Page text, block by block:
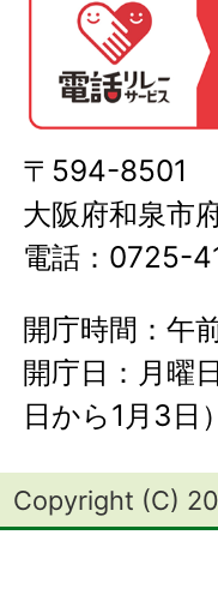
〒594-8501
大阪府和泉市
電話：0725-
開庁時間：午
開庁日：月曜
日から1月3日
Copyright (C)